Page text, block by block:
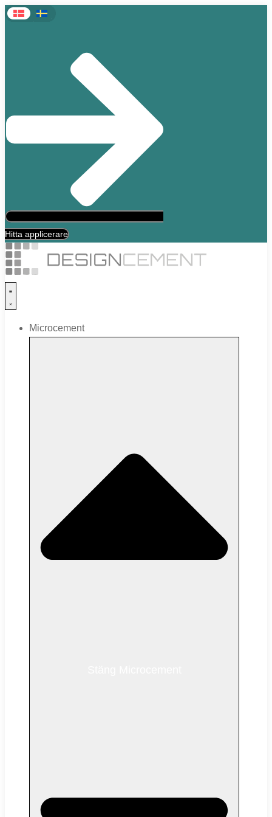
Hoppa
Hitta applicerare
Microcement